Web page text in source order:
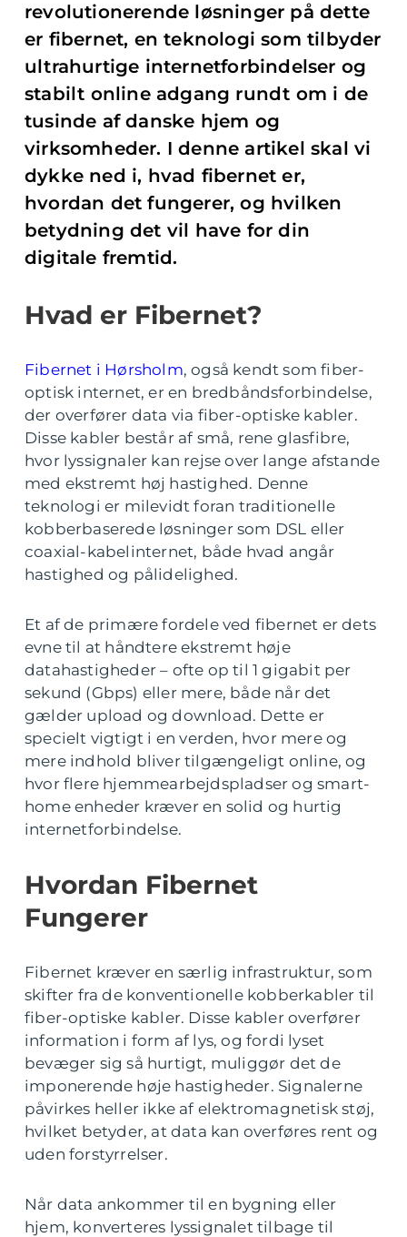
revolutionerende løsninger på dette
er fibernet, en teknologi som tilbyder
ultrahurtige internetforbindelser og
stabilt online adgang rundt om i de
tusinde af danske hjem og
virksomheder. I denne artikel skal vi
dykke ned i, hvad fibernet er,
hvordan det fungerer, og hvilken
betydning det vil have for din
digitale fremtid.
Hvad er Fibernet?
Fibernet i Hørsholm, også kendt som fiber-
optisk internet, er en bredbåndsforbindelse,
der overfører data via fiber-optiske kabler.
Disse kabler består af små, rene glasfibre,
hvor lyssignaler kan rejse over lange afstande
med ekstremt høj hastighed. Denne
teknologi er milevidt foran traditionelle
kobberbaserede løsninger som DSL eller
coaxial-kabelinternet, både hvad angår
hastighed og pålidelighed.
Et af de primære fordele ved fibernet er dets
evne til at håndtere ekstremt høje
datahastigheder – ofte op til 1 gigabit per
sekund (Gbps) eller mere, både når det
gælder upload og download. Dette er
specielt vigtigt i en verden, hvor mere og
mere indhold bliver tilgængeligt online, og
hvor flere hjemmearbejdspladser og smart-
home enheder kræver en solid og hurtig
internetforbindelse.
Hvordan Fibernet
Fungerer
Fibernet kræver en særlig infrastruktur, som
skifter fra de konventionelle kobberkabler til
fiber-optiske kabler. Disse kabler overfører
information i form af lys, og fordi lyset
bevæger sig så hurtigt, muliggør det de
imponerende høje hastigheder. Signalerne
påvirkes heller ikke af elektromagnetisk støj,
hvilket betyder, at data kan overføres rent og
uden forstyrrelser.
Når data ankommer til en bygning eller
hjem, konverteres lyssignalet tilbage til